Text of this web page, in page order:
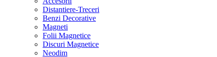
Distantiere-Treceri
Benzi Decorative
Magneti
Folii Magnetice
Discuri Magnetice
Neodim